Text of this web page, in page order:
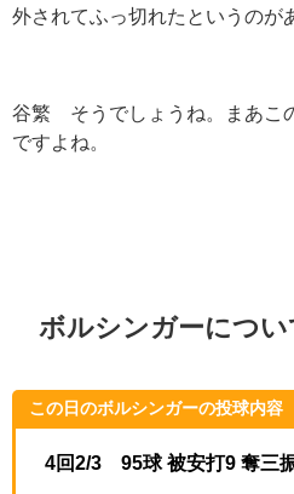
外されてふっ切れたというのが
谷繁 そうでしょうね。まあこ
ですよね。
ボルシンガーについ
この日のボルシンガーの投球内容
4回2/3 95球 被安打9 奪三